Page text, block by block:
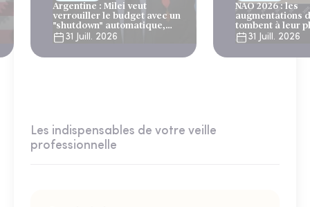
Argentine : Milei veut
verrouiller le budget avec un
"shutdown" automatique,
sous le regard bienveillant
du FMI
31 Juill. 2026
NAO 2026 : les
augmentations
tombent à leur
niveau depuis 4
31 Juill. 2026
Les indispensables de votre veille
professionnelle